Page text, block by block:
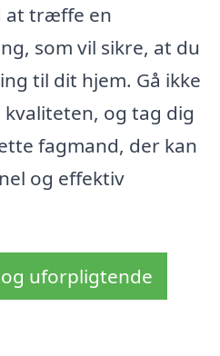
at træffe en
som vil sikre, at du
til dit hjem. Gå ikke
og tag dig
fagmand, der kan
og effektiv
uforpligtende